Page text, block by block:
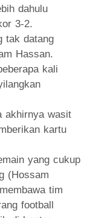
dahulu
3-2.
tak datang
Hassan.
kali
akhirnya wasit
kartu
yang cukup
(Hossam
tim
football